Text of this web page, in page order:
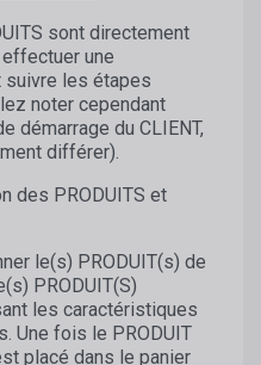
sont directement
une
suivre les étapes
noter cependant
démarrage du CLIENT,
différer).
PRODUITS et
le(s) PRODUIT(s) de
PRODUIT(S)
les caractéristiques
Une fois le PRODUIT
placé dans le panier